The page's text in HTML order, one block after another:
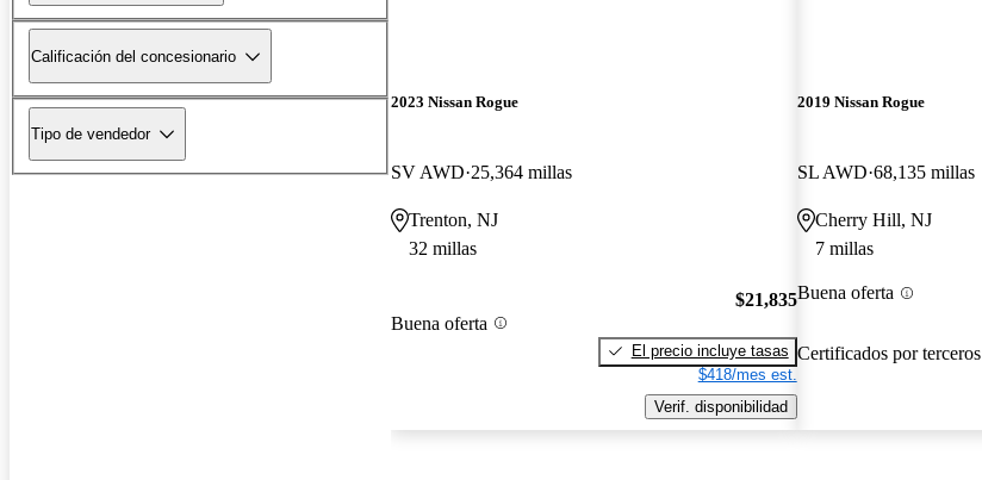
Calificación del concesionario
Tipo de vendedor
2023 Nissan Rogue
SV AWD 25,364 millas
Trenton, NJ
32 millas
Buena oferta
$21,835
El precio incluye tasas
$418/mes est.
Verif. disponibilidad
2019 Nissan Rogue
SL AWD 68,135 millas
Cherry Hill, NJ
7 millas
Buena oferta
Certificados por terceros